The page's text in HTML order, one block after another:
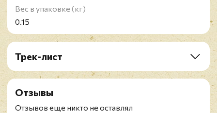
Вес в упаковке (кг)
0.15
Трек-лист
1. Hellraiser
2. Too Wired To Sleep
3. Hangman
4. Angel Of My Dreams
Отзывы
Отзывов еще никто не оставлял